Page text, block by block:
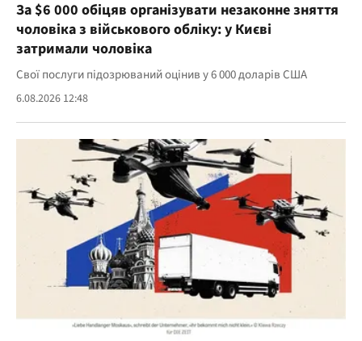
За $6 000 обіцяв організувати незаконне зняття
чоловіка з військового обліку: у Києві
затримали чоловіка
Свої послуги підозрюваний оцінив у 6 000 доларів США
6.08.2026 12:48